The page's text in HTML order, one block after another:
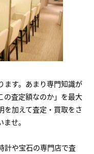
ます。あまり専門知識が
の査定額なのか」を最大
を加えて査定・買取をさ
せ。
計や宝石の専門店で査